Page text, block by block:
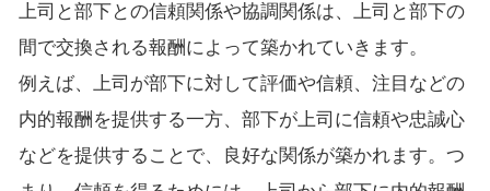
上司と部下との信頼関係や協調関係は、上司と部下の
間で交換される報酬によって築かれていきます。
例えば、上司が部下に対して評価や信頼、注目などの
内的報酬を提供する一方、部下が上司に信頼や忠誠心
などを提供することで、良好な関係が築かれます。つ